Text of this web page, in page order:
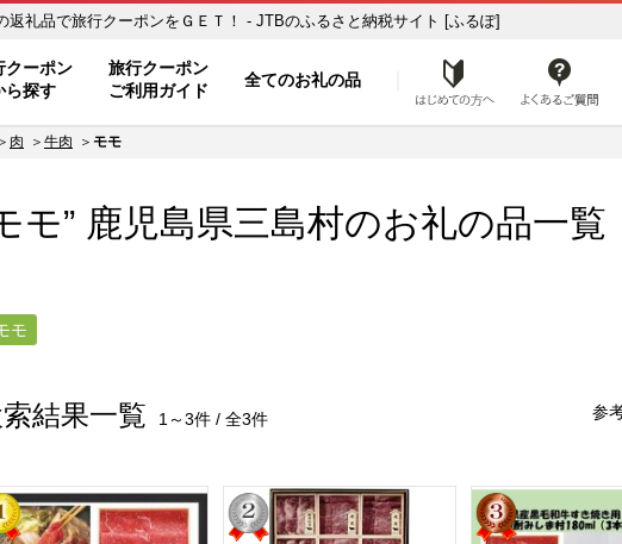
】のお礼の品一覧 ふるさと納税の返礼品で旅行クーポンをＧＥＴ！ - JTBのふるさと納税サイト [ふるぽ]
クーポン
ら探す
旅行クーポン
ご利用ガイド
全てのお礼の品 はじめての方へ
肉 牛肉 モモ
モ” 鹿児島県三島村のお礼の品一覧
モ
結果一覧 1～3件 / 全3件 参